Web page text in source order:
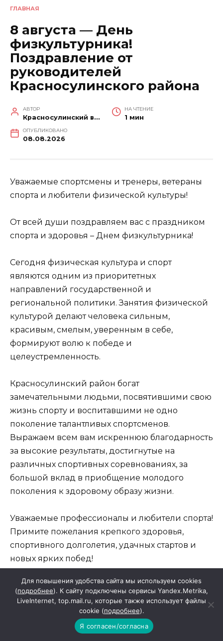
ГЛАВНАЯ
8 августа — День
физкультурника!
Поздравление от
руководителей
Красносулинского района
АВТОР
Красносулинский вестник
НА ЧТЕНИЕ
1 мин
ОПУБЛИКОВАНО
08.08.2026
Уважаемые спортсмены и тренеры, ветераны
спорта и любители физической культуры!
От всей души поздравляем вас с праздником
спорта и здоровья – Днем физкультурника!
Сегодня физическая культура и спорт
являются одним из приоритетных
направлений государственной и
региональной политики. Занятия физической
культурой делают человека сильным,
красивым, смелым, уверенным в себе,
формируют волю к победе и
целеустремленность.
Красносулинский район богат
замечательными людьми, посвятившими свою
жизнь спорту и воспитавшими не одно
поколение талантливых спортсменов.
Выражаем всем вам искреннюю благодарность
за высокие результаты, достигнутые на
различных спортивных соревнованиях, за
большой вклад в приобщение молодого
поколения к здоровому образу жизни.
Уважаемые профессионалы и любители спорта!
Примите пожелания крепкого здоровья,
спортивного долголетия, удачных стартов и
новых ярких побед!
И.С. Кирпичков, Глава Красносулинского
района.
Г.И. Тоткалова, председатель Собрания
Для повышения удобства сайта мы используем cookies
(подробнее). К сайту подключены сервисы Yandex.Metrika,
LiveInternet, top.mail.ru, которые также использует файлы
cookie (подробнее).
Я согласен/согласна